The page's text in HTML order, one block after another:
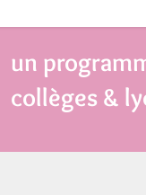
un
collèges &